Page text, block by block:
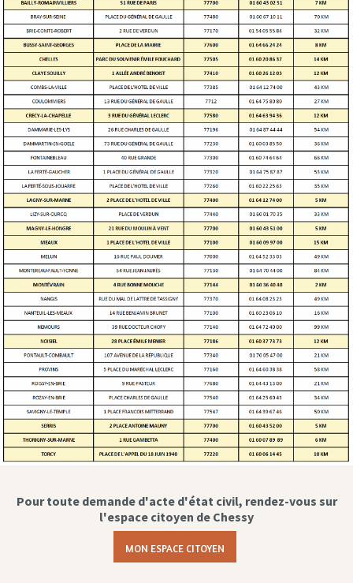
Pour toute demande d'acte d'état civil, rendez-vous sur
l'espace citoyen de Chessy
MON ESPACE CITOYEN